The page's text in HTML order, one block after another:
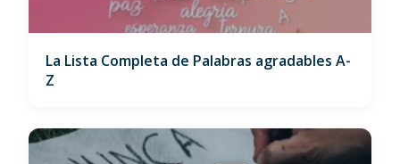
La Lista Completa de Palabras agradables A-
Z